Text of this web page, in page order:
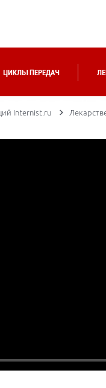
ЦИКЛЫ ПЕРЕДАЧ
Internist.ru